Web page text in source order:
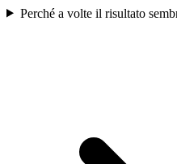
Perché a volte il risultato